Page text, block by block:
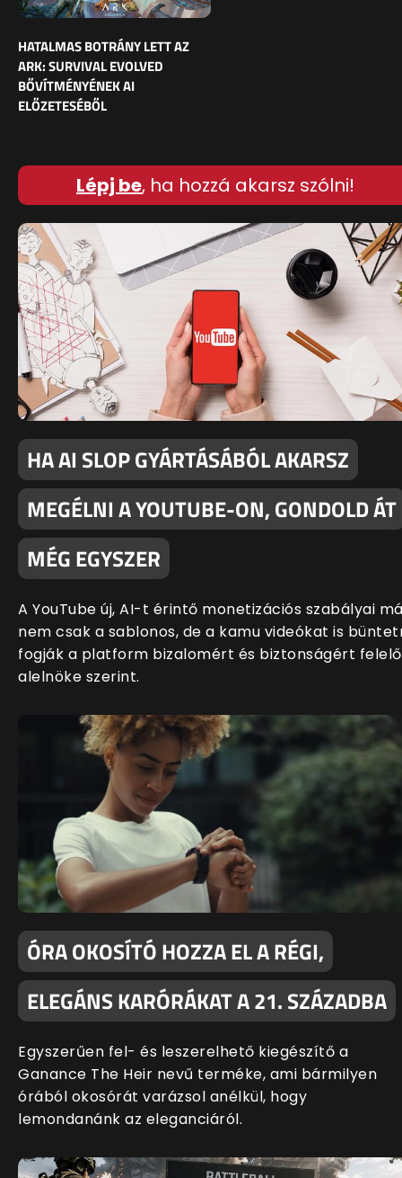
HATALMAS BOTRÁNY LETT AZ
ARK: SURVIVAL EVOLVED
BŐVÍTMÉNYÉNEK AI
ELŐZETESÉBŐL
Lépj be, ha hozzá akarsz szólni!
HA AI SLOP GYÁRTÁSÁBÓL AKARSZ
MEGÉLNI A YOUTUBE-ON, GONDOLD ÁT
MÉG EGYSZER
A YouTube új, AI-t érintő monetizációs szabályai
nem csak a sablonos, de a kamu videókat is
fogják a platform bizalomért és biztonságért
alelnöke szerint.
ÓRA OKOSÍTÓ HOZZA EL A RÉGI,
ELEGÁNS KARÓRÁKAT A 21. SZÁZADBA
Egyszerűen fel- és leszerelhető kiegészítő a
Ganance The Heir nevű terméke, ami bármilyen
órából okosórát varázsol anélkül, hogy
lemondanánk az eleganciáról.